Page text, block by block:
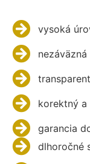
vysoká
korektný
garancia
dlhoročné